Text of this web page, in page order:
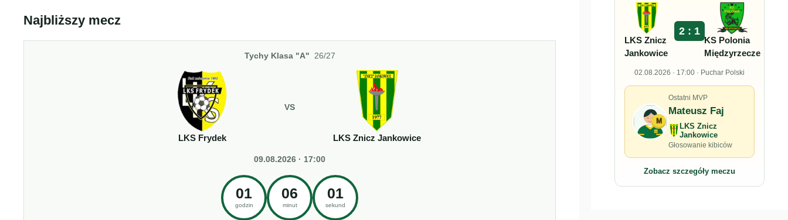
Najbliższy mecz
Tychy Klasa "A" 26/27
LKS Frydek
VS
LKS Znicz Jankowice
09.08.2026 · 17:00
01
godzin
06
minut
00
sekund
LKS Znicz
Jankowice
2 : 1
KS Polonia
Międzyrzecze
02.08.2026 · 17:00 · Puchar Polski
M
Ostatni MVP
Mateusz Faj
LKS Znicz
Jankowice
Głosowanie kibiców
Zobacz szczegóły meczu